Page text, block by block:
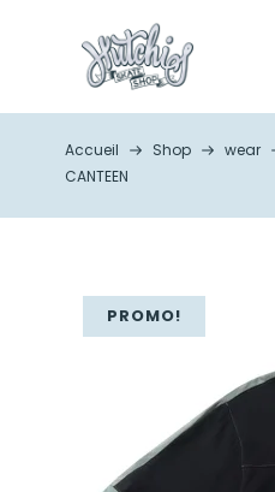
Accueil Shop wear
CANTEEN
PROMO!